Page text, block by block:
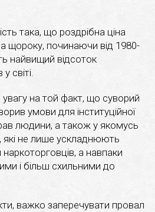
така, що роздрібна ціна
щороку, починаючи від 1980-
найвищий відсоток
світі.
на той факт, що суворий
умови для інституційної
людини, а також у якомусь
які не лише ускладнюють
а навпаки
і більш схильними до
важко заперечувати провал